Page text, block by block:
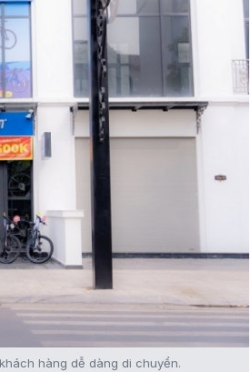
hàng dễ dàng di chuyển.